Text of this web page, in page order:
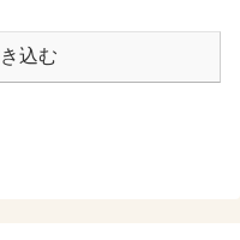
込む